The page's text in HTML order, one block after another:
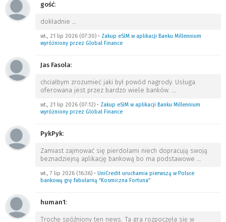
gość:
dokładnie …
wt., 21 lip 2026 (07:30) • Zakup eSIM w aplikacji Banku Millennium
wyróżniony przez Global Finance
Jas Fasola:
chciałbym zrozumieć jaki był powód nagrody. Usługa
oferowana jest przez bardzo wiele banków. …
wt., 21 lip 2026 (07:12) • Zakup eSIM w aplikacji Banku Millennium
wyróżniony przez Global Finance
PykPyk:
Zamiast zajmować się pierdołami niech dopracują swoją
beznadziejną aplikację bankową bo ma podstawowe …
wt., 7 lip 2026 (16:36) • UniCredit uruchamia pierwszą w Polsce
bankową grę fabularną “Kosmiczna Fortuna”
human1:
Trochę spóźniony ten news. Ta gra rozpoczęła się w